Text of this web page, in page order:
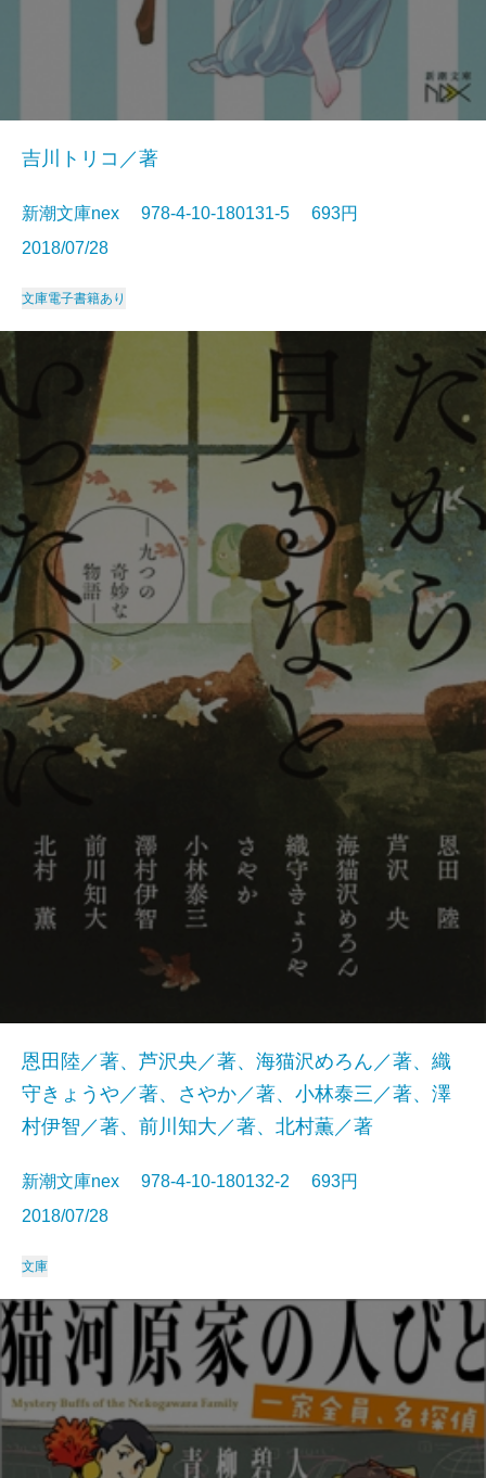
吉川トリコ／著
新潮文庫nex 978-4-10-180131-5 693円
2018/07/28
文庫電子書籍あり
恩田陸／著、芦沢央／著、海猫沢めろん／著、織
守きょうや／著、さやか／著、小林泰三／著、澤
村伊智／著、前川知大／著、北村薫／著
新潮文庫nex 978-4-10-180132-2 693円
2018/07/28
文庫